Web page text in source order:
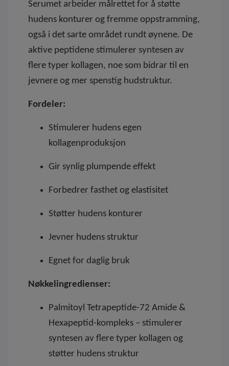
Serumet arbeider målrettet for å støtte
hudens konturer og fremme oppstramming,
også i det sarte området rundt øynene. De
aktive peptidene stimulerer syntesen av
flere typer kollagen, noe som bidrar til en
jevnere og mer spenstig hudstruktur.
Fordeler:
Stimulerer hudens egen
kollagenproduksjon
Gir synlig plumpende effekt
Forbedrer fasthet og elastisitet
Støtter hudens konturer
Jevner hudens struktur
Egnet for daglig bruk
Nøkkelingredienser:
Palmitoyl Tetrapeptide-72 Amide &
Hexapeptid-kompleks – stimulerer
syntesen av flere typer kollagen og
støtter hudens struktur